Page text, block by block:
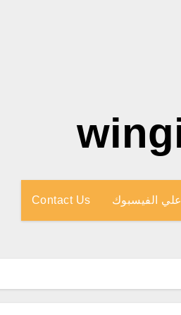
علي الفيسبوك Contact Us